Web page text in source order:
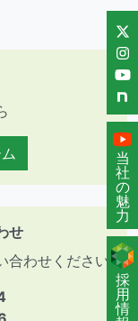
せ
合わせください
当
社
の
魅
力
採
用
情